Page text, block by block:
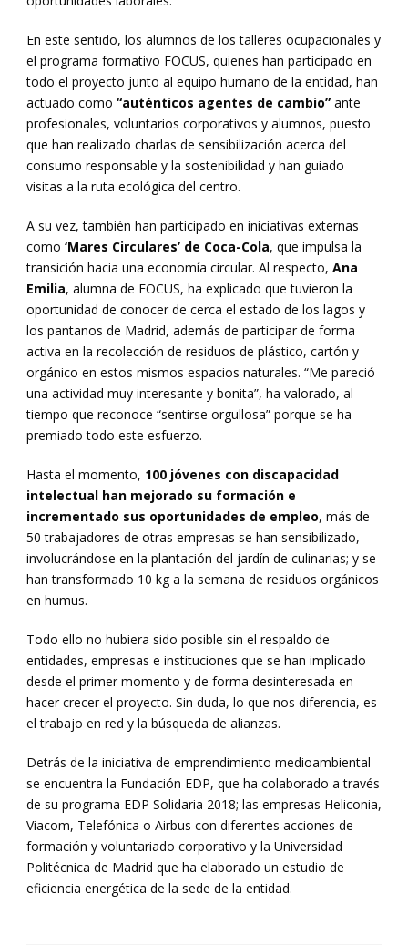
En este sentido, los alumnos de los talleres ocupacionales y
el programa formativo FOCUS, quienes han participado en
todo el proyecto junto al equipo humano de la entidad, han
actuado como “auténticos agentes de cambio” ante
profesionales, voluntarios corporativos y alumnos, puesto
que han realizado charlas de sensibilización acerca del
consumo responsable y la sostenibilidad y han guiado
visitas a la ruta ecológica del centro.
A su vez, también han participado en iniciativas externas
como ‘Mares Circulares’ de Coca-Cola, que impulsa la
transición hacia una economía circular. Al respecto, Ana
Emilia, alumna de FOCUS, ha explicado que tuvieron la
oportunidad de conocer de cerca el estado de los lagos y
los pantanos de Madrid, además de participar de forma
activa en la recolección de residuos de plástico, cartón y
orgánico en estos mismos espacios naturales. “Me pareció
una actividad muy interesante y bonita”, ha valorado, al
tiempo que reconoce “sentirse orgullosa” porque se ha
premiado todo este esfuerzo.
Hasta el momento, 100 jóvenes con discapacidad
intelectual han mejorado su formación e
incrementado sus oportunidades de empleo, más de
50 trabajadores de otras empresas se han sensibilizado,
involucrándose en la plantación del jardín de culinarias; y se
han transformado 10 kg a la semana de residuos orgánicos
en humus.
Todo ello no hubiera sido posible sin el respaldo de
entidades, empresas e instituciones que se han implicado
desde el primer momento y de forma desinteresada en
hacer crecer el proyecto. Sin duda, lo que nos diferencia, es
el trabajo en red y la búsqueda de alianzas.
Detrás de la iniciativa de emprendimiento medioambiental
se encuentra la Fundación EDP, que ha colaborado a través
de su programa EDP Solidaria 2018; las empresas Heliconia,
Viacom, Telefónica o Airbus con diferentes acciones de
formación y voluntariado corporativo y la Universidad
Politécnica de Madrid que ha elaborado un estudio de
eficiencia energética de la sede de la entidad.